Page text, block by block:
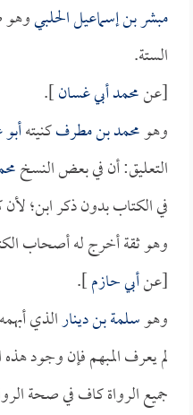
مبشر بن إسماعيل الحلبي
الستة.
[عنمحمد أبي غسان].
وهومحمد بن مطرفكنيته
التعليق: أن في بعض النسخ
في الكتاب بدون ذكر ابن؛ لأن
وهو ثقة أخرج له أصحاب
[عنأبي حازم].
وهوسلمة بن دينارالذي أبهمه
لم يعرف المبهم فإن وجود
جميع الرواة كاف في صحة